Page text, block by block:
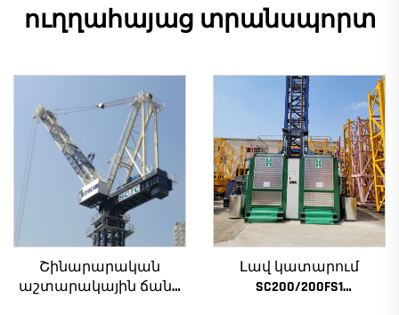
ուղղահայաց տրանսպորտ
Շինարարական
աշտարակային ճանկ
Լավ կատարում
SC200/200FS1